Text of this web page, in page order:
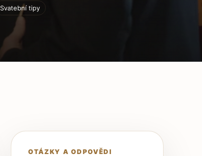
Svatební tipy
OTÁZKY A ODPOVĚDI